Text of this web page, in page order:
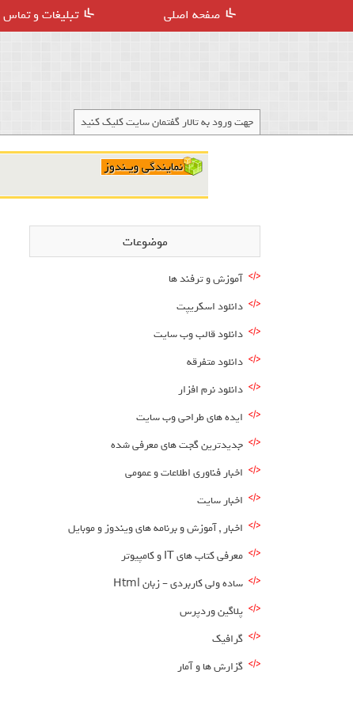
صفحه اصلی تبلیغات و تماس
جهت ورود به تالار گفتمان سایت کلیک کنید
موضوعات
آموزش و ترفند ها
دانلود اسکریپت
دانلود قالب وب سایت
دانلود متفرقه
دانلود نرم افزار
ایده های طراحی وب سایت
جدیدترین گجت های معرفی شده
اخبار فناوری اطلاعات و عمومی
اخبار سایت
اخبار , آموزش و برنامه های ویندوز و موبایل
معرفی کتاب های IT و کامپیوتر
ساده ولی کاربردی – زبان Html
پلاگین وردپرس
گرافیک
گزارش ها و آمار